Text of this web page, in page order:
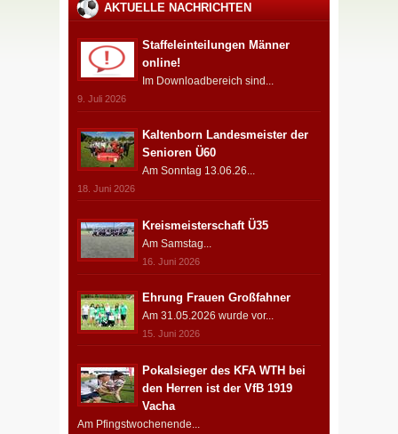
AKTUELLE NACHRICHTEN
Staffeleinteilungen Männer
online!
Im Downloadbereich sind...
9. Juli 2026
Kaltenborn Landesmeister der
Senioren Ü60
Am Sonntag 13.06.26...
18. Juni 2026
Kreismeisterschaft Ü35
Am Samstag...
16. Juni 2026
Ehrung Frauen Großfahner
Am 31.05.2026 wurde vor...
15. Juni 2026
Pokalsieger des KFA WTH bei
den Herren ist der VfB 1919
Vacha
Am Pfingstwochenende...